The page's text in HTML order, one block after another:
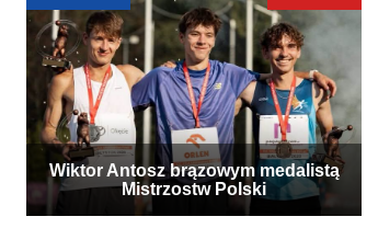
Wiktor Antosz brązowym medalistą
Mistrzostw Polski